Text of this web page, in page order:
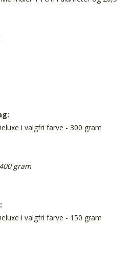
i valgfri farve - 300 gram
gram
i valgfri farve - 150 gram